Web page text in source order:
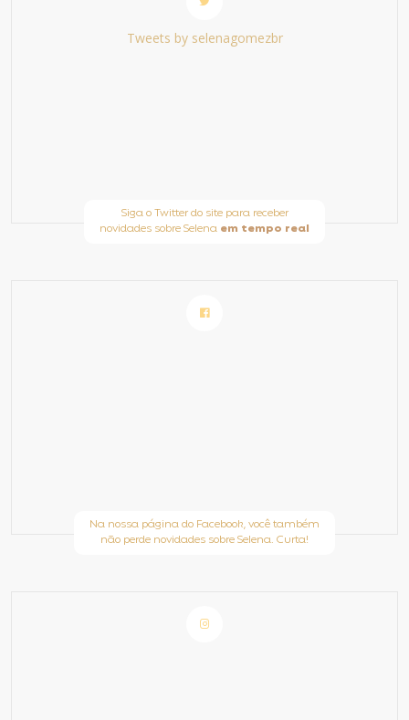
Tweets by selenagomezbr
Siga o Twitter do site para receber
novidades sobre Selena em tempo real
Na nossa página do Facebook, você também
não perde novidades sobre Selena. Curta!